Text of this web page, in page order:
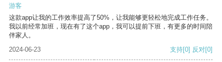
游客
这款app让我的工作效率提高了50%，让我能够更轻松地完成工作任务。
我以前经常加班，现在有了这个app，我可以提前下班，有更多的时间陪
伴家人。
2024-06-23
支持[0] 反对[0]